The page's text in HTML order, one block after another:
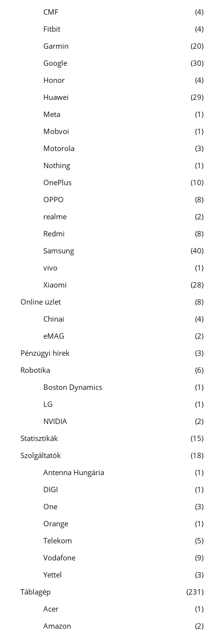
CMF
4
Fitbit
4
Garmin
20
Google
30
Honor
4
Huawei
29
Meta
1
Mobvoi
1
Motorola
3
Nothing
1
OnePlus
10
OPPO
8
realme
2
Redmi
8
Samsung
40
vivo
1
Xiaomi
28
Online üzlet
8
Chinai
4
eMAG
2
Pénzügyi hírek
3
Robotika
6
Boston Dynamics
1
LG
1
NVIDIA
2
Statisztikák
15
Szolgáltatók
18
Antenna Hungária
1
DIGI
1
One
3
Orange
1
Telekom
5
Vodafone
9
Yettel
3
Táblagép
231
Acer
1
Amazon
2